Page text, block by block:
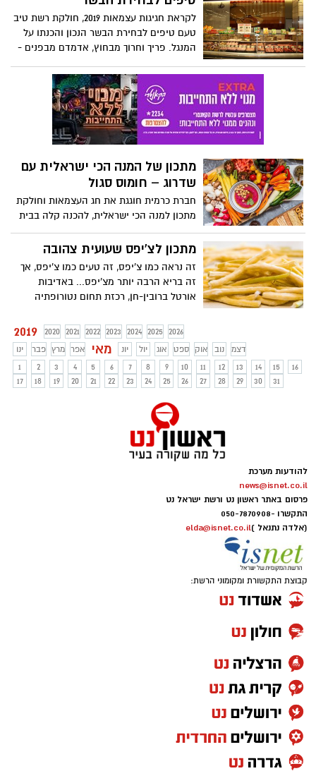
לקראת חגיגות עצמאות 2019, חולקת רשת טיב
טעם טיפים לבחירת הבשר הנכון והכנתו על
המנגל. פריך וחרוך מבחוץ, אדמדם מבפנים -
לדרגת העשייה המדויקת הזאת? הכללים
פשוטים ולמרבה הפלא קלים לביצוע.
מתכון של המנה הכי ישראלית עם
שדרוג – חומוס סגול
חברת כרמית חוגגת את חג העצמאות וחולקת
מתכון למנה הכי ישראלית, להכנה קלה בבית
לארוחת ה"על האש המשפחתי" – חומוס
סגול.
מתכון לצ'יפס שעועית צהובה
זה נראה כמו צ'יפס, זה טעים כמו צ'יפס, אך
זה בריא הרבה יותר מצ'יפס... באדיבות
אורטל ברובין-חן, רכזת תחום נטורופתיה
2019 2020 2021 2022 2023 2024 2025
2026
ינו
פבר מרץ אפר מאי יונ יול אוג ספט אוק נוב
דצמ
1
2 3 4 5 6 7 8 9 10 11 12 13 14 15
16
17
18 19 20 21 22 23 24 25 26 27 28 29 30 31
להודעות מערכת
news@isnet.co.il
פרסום באתר ראשון נט ורשת ישראל נט
התקשרו -050-7870908
(אלדה נתנאל )elda@isnet.co.il
קבוצת התקשורת ומקומוני הרשת: